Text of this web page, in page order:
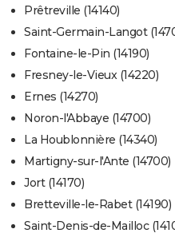
Prêtreville (14140)
Saint-Germain-Langot
Fontaine-le-Pin (14190)
Fresney-le-Vieux (14220)
Ernes (14270)
Noron-l'Abbaye (14700)
La Houblonnière (14340)
Martigny-sur-l'Ante (14700)
Jort (14170)
Bretteville-le-Rabet (14190)
Saint-Denis-de-Mailloc